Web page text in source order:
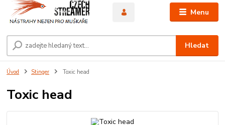
Menu
Hledat
Úvod Stinger Toxic head
Toxic head